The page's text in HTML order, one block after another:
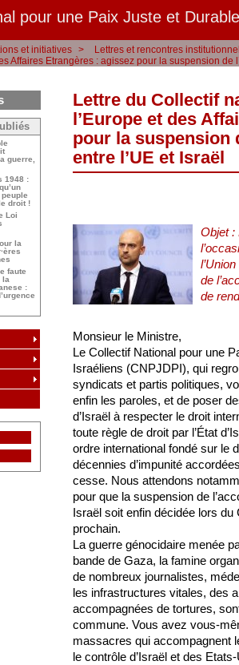
pour une Paix Juste et
et initiatives >
Lettres et rencontres
Affaires Etrangères : agissez pour la suspension de
Lettre du Collectif
l’Europe et des
pour la suspension
entre l’UE et Israël
Objet :
de
de
Monsieur le Ministre,
Le Collectif National pour une
Israéliens (CNPJDPI), qui
syndicats et partis politiques,
enfin les paroles, et de poser
d’Israël à respecter le droit
toute règle de droit par l’État
ordre international fondé sur le
décennies d’impunité
cesse. Nous attendons
pour que la suspension de
Israël soit enfin décidée lors
prochain.
La guerre génocidaire menée
bande de Gaza, la famine
de nombreux journalistes,
les infrastructures vitales, des
accompagnées de tortures,
commune. Vous avez vous-
massacres qui accompagnent
le contrôle d’Israël et des
guerre,
1948 :
droit !
Loi
la
faute
la
: